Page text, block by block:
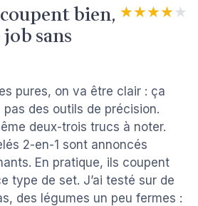
bien,
sans
★★★★★
★★★★★
pures, on va être clair : ça
des outils de précision.
deux-trois trucs à noter.
2-en-1 sont annoncés
En pratique, ils coupent
type de set. J’ai testé sur de
des légumes un peu fermes :